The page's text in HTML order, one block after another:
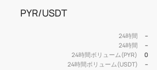
PYR/USDT
24時間
--
24時間
--
24時間ボリューム(PYR)
0
24時間ボリューム(USDT)
--